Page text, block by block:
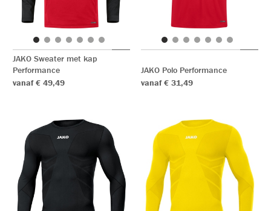
JAKO Sweater met kap
Performance
vanaf € 49,49
JAKO Polo Performance
vanaf € 31,49